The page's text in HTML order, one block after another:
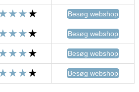
Besøg webshop
Besøg webshop
Besøg webshop
Besøg webshop